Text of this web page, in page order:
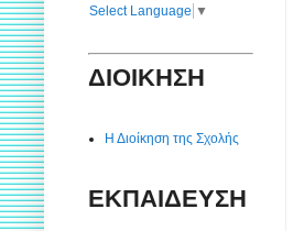
Select Language ▼
ΔΙΟΙΚΗΣΗ
Η Διοίκηση της Σχολής
ΕΚΠΑΙΔΕΥΣΗ